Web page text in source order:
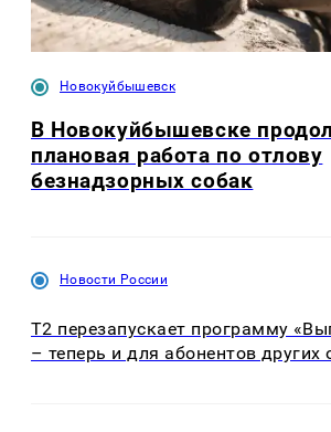
Новокуйбышевск
В Новокуйбышевске
плановая работа по отлову
безнадзорных собак
Новости России
Т2 перезапускает программу
– теперь и для абонентов других